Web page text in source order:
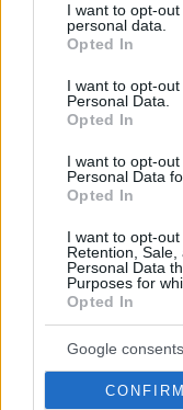
not limited to your
grant or deny
use your data for
consent section.
I want to opt-
personal data.
Opted In
I want to opt-
Personal Data.
Opted In
I want to opt-
Personal Data
Opted In
I want to opt-out
Retention,
Personal Data
Purposes for
Opted In
Google consents
CONFIRM
Ο 17χρονος
είναι gay κι
Φάσανου